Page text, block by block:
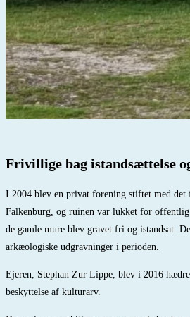
Frivillige bag istandsættelse
I 2004 blev en privat forening stiftet med det
Falkenburg, og ruinen var lukket for
de gamle mure blev gravet fri og istandsat.
arkæologiske udgravninger i perioden.
Ejeren, Stephan Zur Lippe, blev i 2016
beskyttelse af kulturarv.